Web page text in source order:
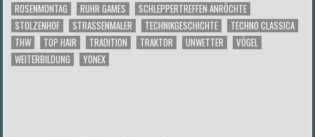
ROSENMONTAG
RUHR GAMES
SCHLEPPERTREFFEN ANRÖCHTE
STOLZENHOF
STRASSENMALER TECHNIKGESCHICHTE
TECHNO CLASSICA
THW
TOP HAIR TRADITION TRAKTOR UNWETTER
VÖGEL
WEITERBILDUNG
YONEX